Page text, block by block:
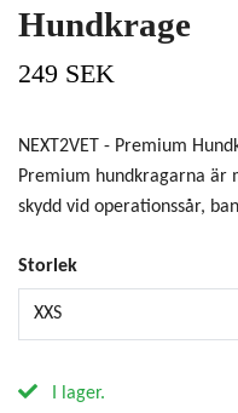
Hundkrage
249 SEK
NEXT2VET - Premium
Premium hundkragarna är
skydd vid operationssår,
Storlek
XXS
I lager.